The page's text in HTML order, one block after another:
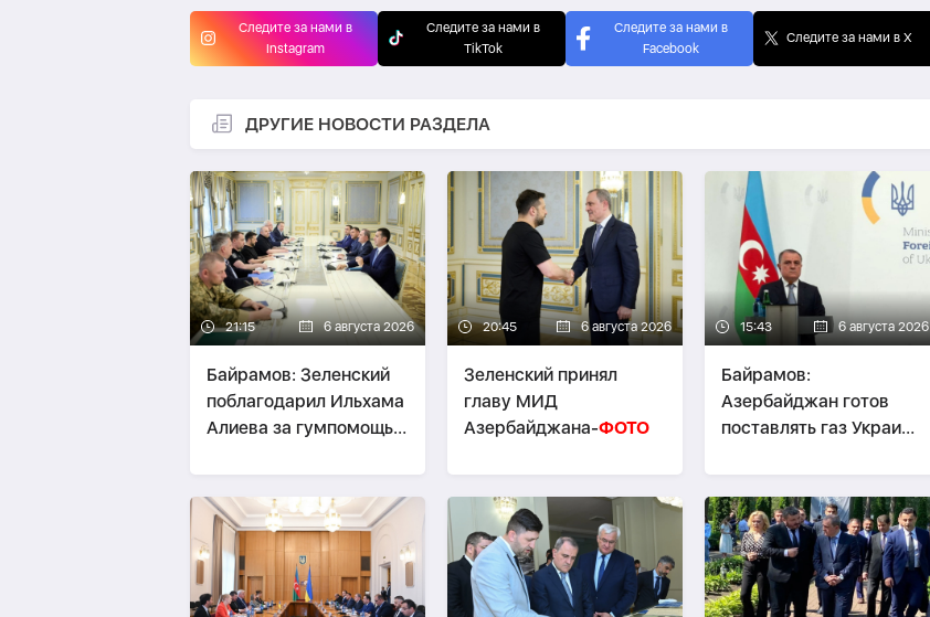
Следите за нами в
Instagram
Следите за нами в
TikTok
Следите за нами в
Facebook
Следите за нами в X
ДРУГИЕ НОВОСТИ РАЗДЕЛА
21:15 6 августа 2026
Байрамов: Зеленский
поблагодарил Ильхама
Алиева за гумпомощь
20:45 6 августа 2026
Зеленский принял
главу МИД
Азербайджана-ФОТО
15:43 6 августа 2026
Байрамов:
Азербайджан готов
поставлять газ Украине